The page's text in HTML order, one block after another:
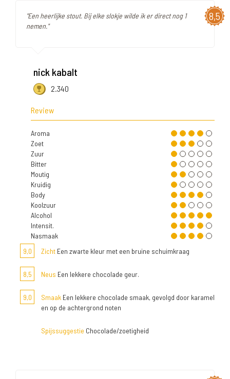
8,5
"Een heerlijke stout. Bij elke slokje wilde ik er direct nog 1
nemen."
nick kabalt
2.340
Review
Aroma
Zoet
Zuur
Bitter
Moutig
Kruidig
Body
Koolzuur
Alcohol
Intensit.
Nasmaak
9,0
Zicht Een zwarte kleur met een bruine schuimkraag
8,5 Neus Een lekkere chocolade geur.
9,0 Smaak Een lekkere chocolade smaak, gevolgd door karamel
en op de achtergrond noten
Spijssuggestie Chocolade/zoetigheid